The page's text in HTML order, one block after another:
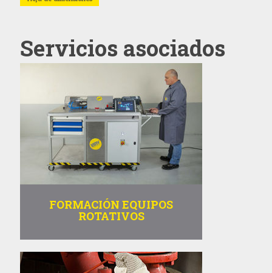
Servicios asociados
FORMACIÓN EQUIPOS
ROTATIVOS